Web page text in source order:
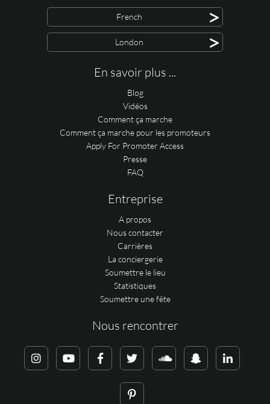
French >
London >
En savoir plus ...
Blog
Vidéos
Comment ça marche
Comment ça marche pour les promoteurs
Apply For Promoter Access
Presse
FAQ
Entreprise
A propos
Nous contacter
Carrières
La conciergerie
Soumettre le lieu
Statistiques
Soumettre une fête
Nous rencontrer